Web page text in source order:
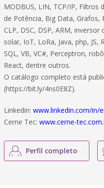
MODBUS, LIN, TCP/IP, Filtros
de Potência, Big Data, Grafos,
CLP, DSC, DSP, ARM,
solar, IoT, LoRa, Java, php, JS,
SQL, VB, VC#, Perceptron,
React, dentre outros.
O catálogo completo está
(https://bit.ly/4ns0E8Z).
Linkedin: www.linkedin.com/in/
Cerne Tec: www.cerne-
Perfil completo